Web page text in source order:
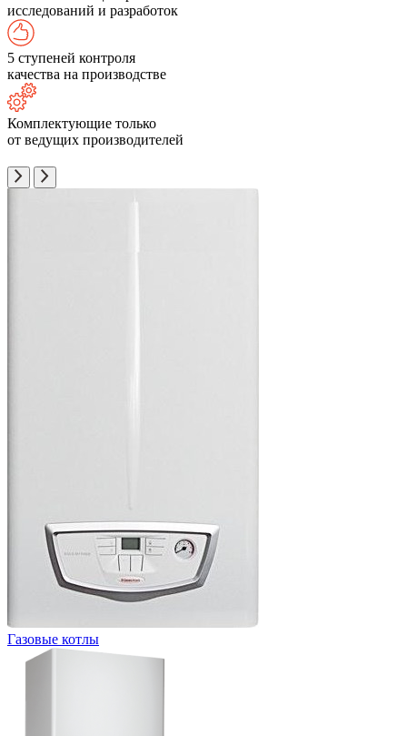
исследований и разработок
5 ступеней контроля
качества на производстве
Комплектующие только
от ведущих производителей
Газовые котлы